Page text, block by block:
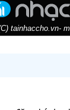
tainhaccho.vn-